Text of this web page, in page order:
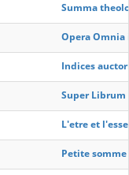
Summa
Opera Omnia
Indices
Super Librum
L'etre et
Petite